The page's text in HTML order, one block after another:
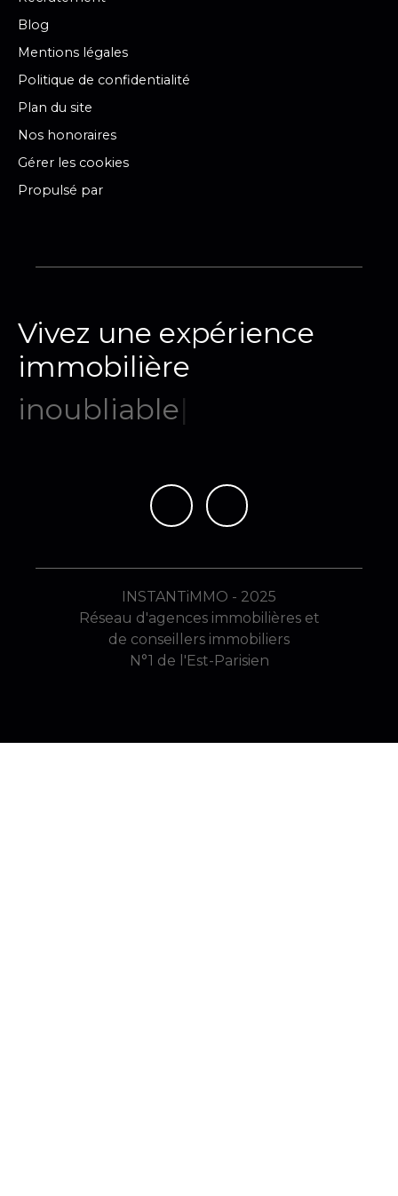
Blog
Mentions légales
Politique de confidentialité
Plan du site
Nos honoraires
Gérer les cookies
Propulsé par
Vivez une expérience
immobilière
mém|
INSTANTiMMO - 2025
Réseau d'agences immobilières et
de conseillers immobiliers
N°1 de l'Est-Parisien